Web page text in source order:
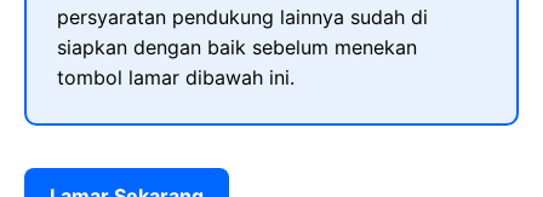
persyaratan pendukung lainnya sudah di
siapkan dengan baik sebelum menekan
tombol lamar dibawah ini.